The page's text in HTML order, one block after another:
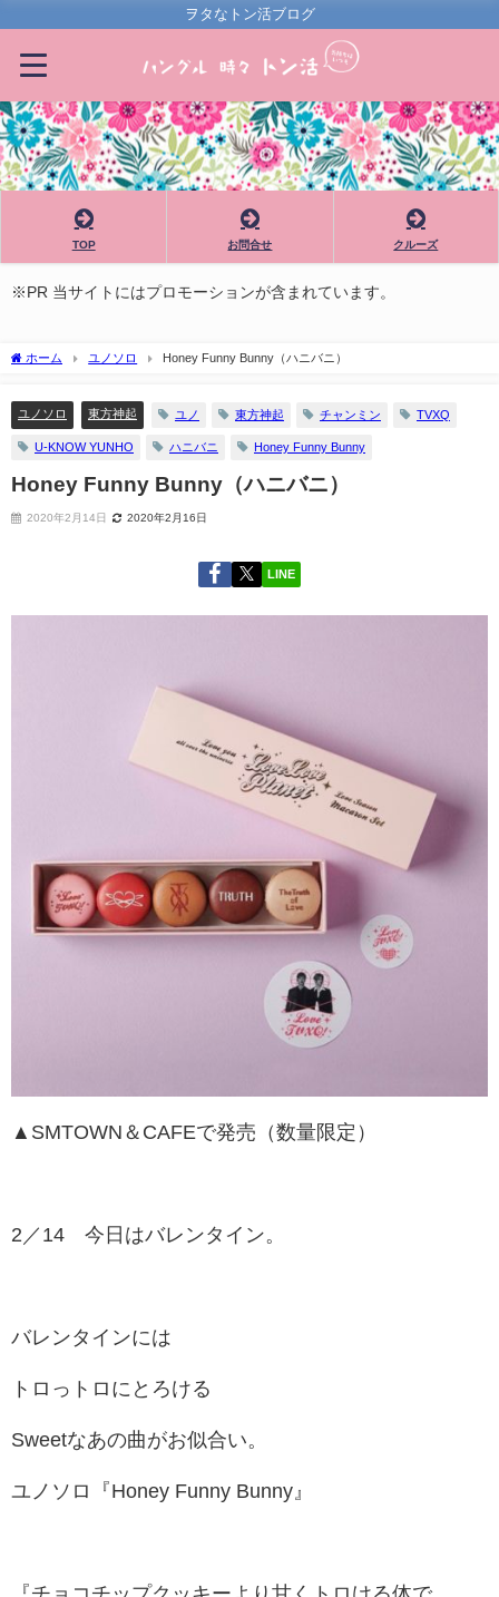
ヲタなトン活ブログ
TOP お問合せ クルーズ
※PR 当サイトにはプロモーションが含まれています。
ホーム ユノソロ Honey Funny Bunny（ハニバニ）
ユノソロ 東方神起 ユノ 東方神起 チャンミン TVXQ
U-KNOW YUNHO ハニバニ Honey Funny Bunny
Honey Funny Bunny（ハニバニ）
2020年2月14日 2020年2月16日
LINE
▲SMTOWN＆CAFEで発売（数量限定）
2／14 今日はバレンタイン。
バレンタインには
トロっトロにとろける
Sweetなあの曲がお似合い。
ユノソロ『Honey Funny Bunny』